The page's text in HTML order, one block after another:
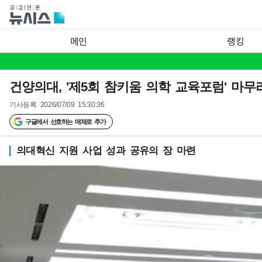
메인 랭킹
건양의대, '제5회 참키움 의학 교육포럼' 마무
기사등록 2026/07/09 15:30:36
구글에서 선호하는 매체로 추가
의대혁신 지원 사업 성과 공유의 장 마련